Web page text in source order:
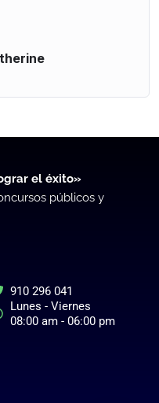
el éxito»
públicos y
910 296 041
Lunes - Viernes
08:00 am - 06:00 pm